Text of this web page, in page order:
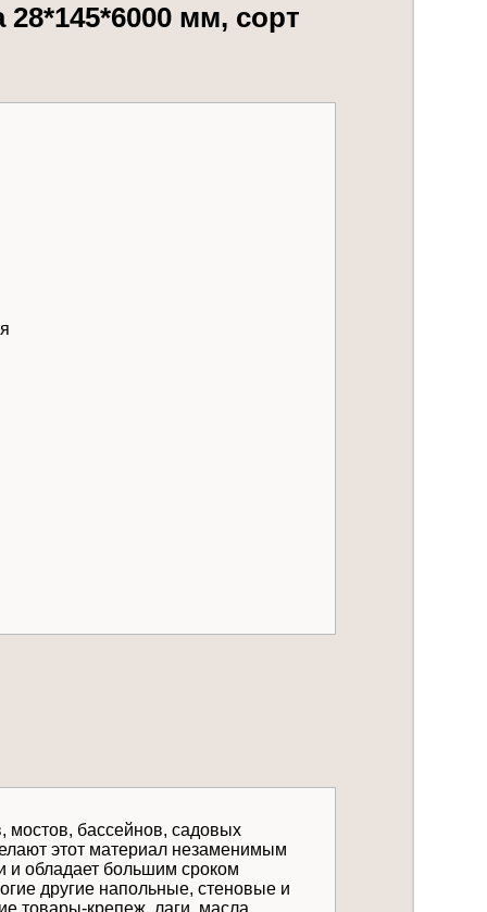
мм, сорт
мостов, бассейнов, садовых
этот материал незаменимым
и обладает большим сроком
другие напольные, стеновые и
товары-крепеж, лаги, масла,